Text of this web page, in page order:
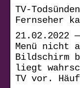
TV-
Fernseher
21.02.2022
Menü nicht
Bildschirm
liegt
TV vor.